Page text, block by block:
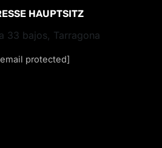
HAUPTSITZ
33 bajos, Tarragona
protected]